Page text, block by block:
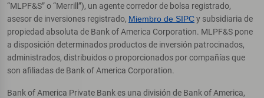
“MLPF&S” o “Merrill”), un agente corredor de bolsa registrado,
asesor de inversiones registrado, Miembro de SIPCy subsidiaria de
propiedad absoluta de Bank of America Corporation. MLPF&S pone
a disposición determinados productos de inversión patrocinados,
administrados, distribuidos o proporcionados por compañías que
son afiliadas de Bank of America Corporation.
Bank of America Private Bank es una división de Bank of America,